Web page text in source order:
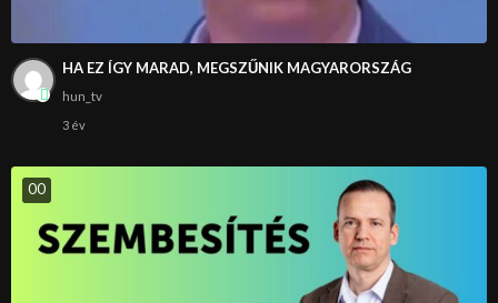
HA EZ ÍGY MARAD, MEGSZŰNIK MAGYARORSZÁG
hun_tv
3 év
00